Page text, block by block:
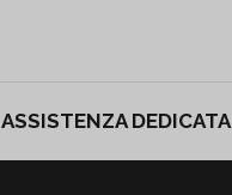
ASSISTENZA DEDICATA